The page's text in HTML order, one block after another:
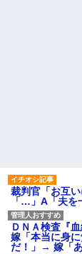
裁判官「お互
「…」A「夫を
ＤＮＡ検査『
嫁「本当に身
だ！」→ 嫁「あ